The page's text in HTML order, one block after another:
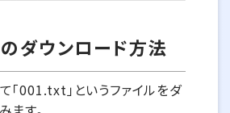
ダウンロード方法
「001.txt」というファイルをダ